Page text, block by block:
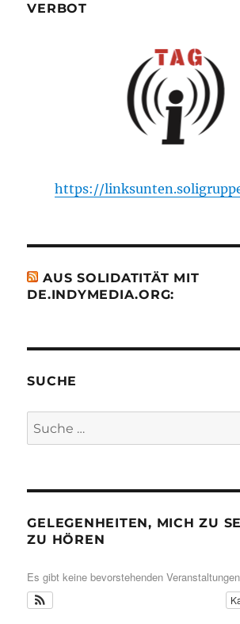
VERBOT
https://
AUS SOLIDATITÄT MIT
DE.INDYMEDIA.ORG:
SUCHE
Suche
nach:
GELEGENHEITEN, MICH ZU
ZU HÖREN
Es gibt keine bevorstehenden